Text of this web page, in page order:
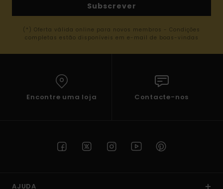
Subscrever
(*) Oferta válida online para novos membros - Condições
completas estão disponíveis em e-mail de boas-vindas
Encontre uma loja Contacte-nos
AJUDA